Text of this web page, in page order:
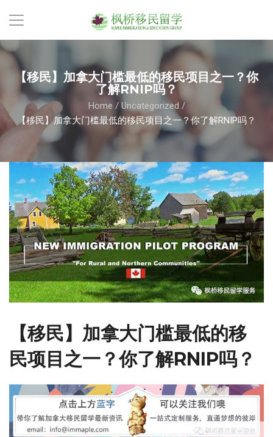
【移民】加拿大门槛最低的移民项目之一？你
了解RNIP吗？
Home / Uncategorized /
【移民】加拿大门槛最低的移民项目之一？你了解RNIP吗？
【移民】加拿大门槛最低的移
民项目之一？你了解RNIP吗？